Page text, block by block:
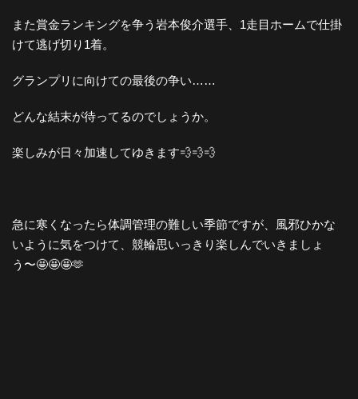
また賞金ランキングを争う岩本俊介選手、1走目ホームで仕掛
けて逃げ切り1着。
グランプリに向けての最後の争い……
どんな結末が待ってるのでしょうか。
楽しみが日々加速してゆきます💨💨💨
急に寒くなったら体調管理の難しい季節ですが、風邪ひかな
いように気をつけて、競輪思いっきり楽しんでいきましょ
う〜🤩🤩🤩🫶